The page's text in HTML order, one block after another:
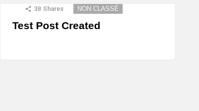
38 Shares NON CLASSÉ
Test Post Created